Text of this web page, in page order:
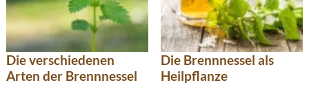
Die verschiedenen
Arten der Brennnessel
Die Brennnessel als
Heilpflanze